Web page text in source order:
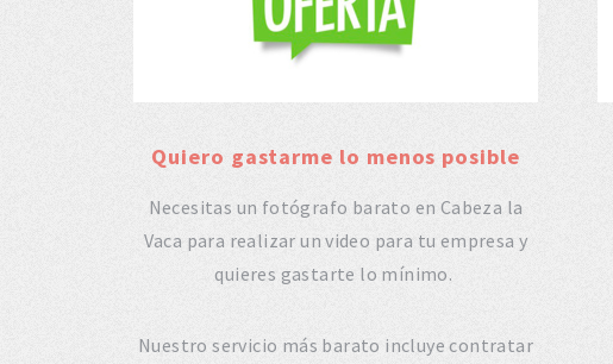
Quiero gastarme lo menos posible
Necesitas un fotógrafo barato en Cabeza la
Vaca para realizar un video para tu empresa y
quieres gastarte lo mínimo.
Nuestro servicio más barato incluye contratar